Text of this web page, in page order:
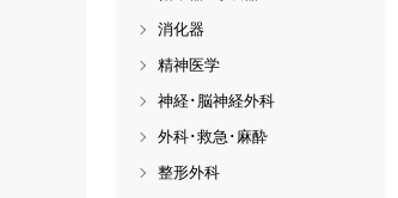
消化器
精神医学
神経･脳神経外科
外科･救急･麻酔
整形外科